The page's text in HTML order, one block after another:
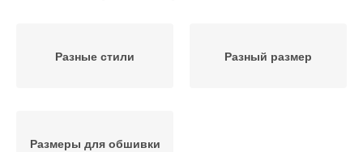
Разные стили Разный размер
Размеры для обшивки